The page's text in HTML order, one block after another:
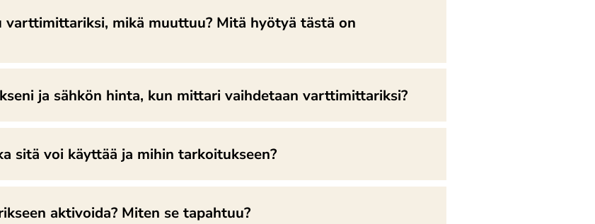
mikä muuttuu? Mitä hyötyä tästä on
ja sähkön hinta, kun mittari vaihdetaan varttimittariksi?
sitä voi käyttää ja mihin tarkoitukseen?
aktivoida? Miten se tapahtuu?